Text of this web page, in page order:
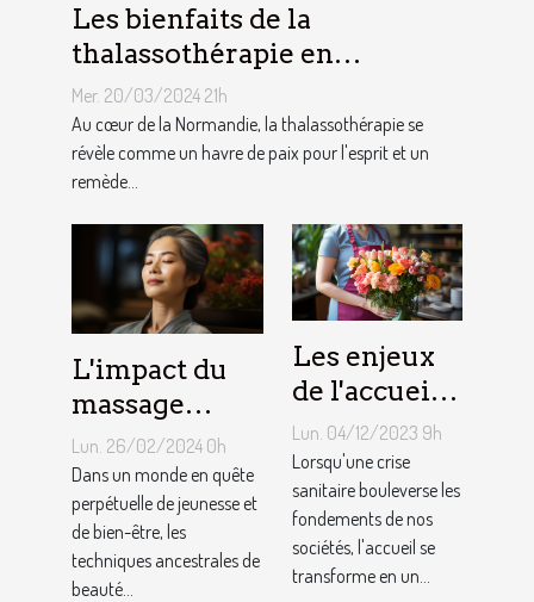
Les bienfaits de la
thalassothérapie en
Normandie : entre soin et
évasion
Mer. 20/03/2024 21h
Au cœur de la Normandie, la thalassothérapie se
révèle comme un havre de paix pour l'esprit et un
remède...
L'impact du
massage
Kobido sur la
qualité de la
peau et la
prévention du
vieillissement
Lun. 26/02/2024 0h
Dans un monde en quête
perpétuelle de jeunesse et
de bien-être, les
techniques ancestrales de
beauté...
Les enjeux
de l'accueil
en période
de crise
sanitaire
Lun. 04/12/2023 9h
Lorsqu'une crise
sanitaire bouleverse les
fondements de nos
sociétés, l'accueil se
transforme en un...